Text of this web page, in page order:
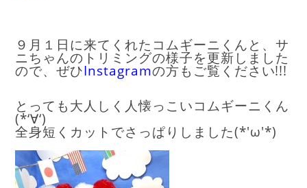
９月１日に来てくれたコムギーニくんと、サ
ニちゃんのトリミングの様子を更新しました
ので、ぜひInstagramの方もご覧ください!!!
とっても大人しく人懐っこいコムギーニくん
(*‘∀‘)
全身短くカットでさっぱりしました(*'ω'*)